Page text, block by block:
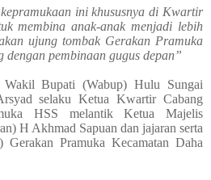
ini khususnya di Kwartir
membina anak-anak menjadi lebih
ujung tombak Gerakan Pramuka
dengan pembinaan gugus depan”
Bupati (Wabup) Hulu Sungai
selaku Ketua Kwartir Cabang
HSS melantik Ketua Majelis
H Akhmad Sapuan dan jajaran serta
Pramuka Kecamatan Daha